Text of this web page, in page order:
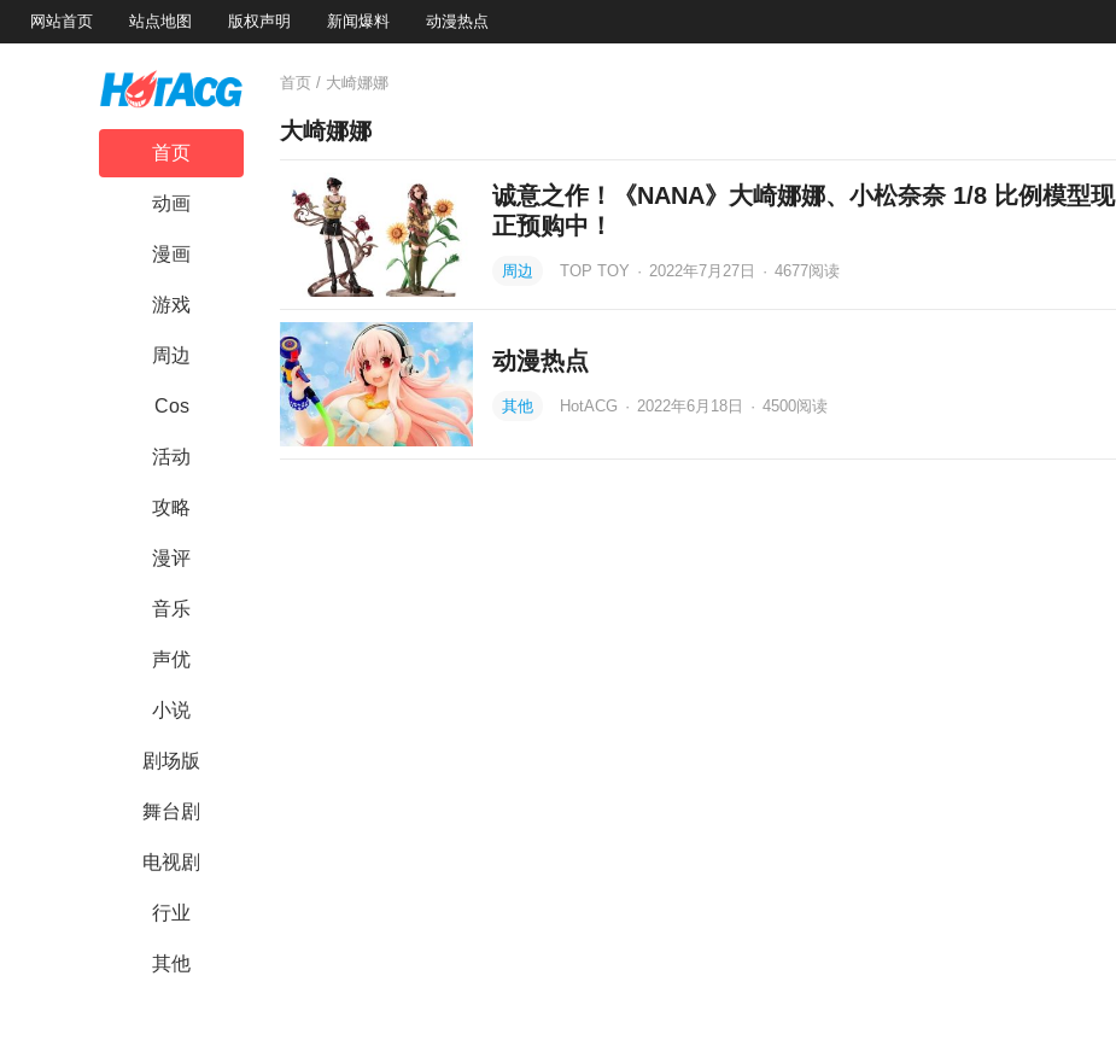
网站首页 站点地图 版权声明 新闻爆料 动漫热点
首页
动画
漫画
游戏
周边
Cos
活动
攻略
漫评
音乐
声优
小说
剧场版
舞台剧
电视剧
行业
其他
首页 / 大崎娜娜
大崎娜娜
诚意之作！《NANA》大崎娜娜、小松奈奈 1/8 比例模型现
正预购中！
周边 TOP TOY · 2022年7月27日 · 4677阅读
动漫热点
其他 HotACG · 2022年6月18日 · 4500阅读